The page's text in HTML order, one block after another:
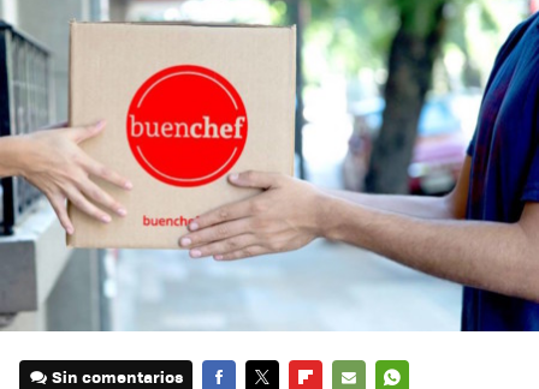
Sin comentarios